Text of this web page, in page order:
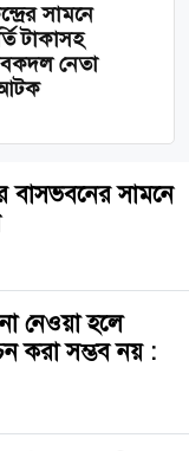
সামনে
টাকাসহ
নেতা
বাসভবনের সামনে
না নেওয়া হলে
করা সম্ভব নয় :